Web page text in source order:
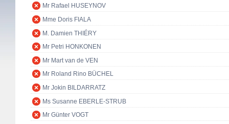
Mr Rafael HUSEYNOV
Mme Doris FIALA
M. Damien THIÉRY
Mr Petri HONKONEN
Mr Mart van de VEN
Mr Roland Rino BÜCHEL
Mr Jokin BILDARRATZ
Ms Susanne EBERLE-STRUB
Mr Günter VOGT